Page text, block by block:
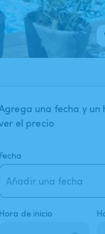
una fecha y un
el precio
Añadir una fecha
de inicio